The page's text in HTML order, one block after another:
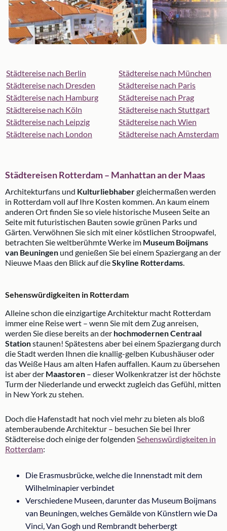
Städtereise nach Berlin
Städtereise nach Dresden
Städtereise nach Hamburg
Städtereise nach Köln
Städtereise nach Leipzig
Städtereise nach London
Städtereise nach München
Städtereise nach Paris
Städtereise nach Prag
Städtereise nach Stuttgart
Städtereise nach Wien
Städtereise nach Amsterdam
Städtereisen Rotterdam – Manhattan an der Maas
Architekturfans und Kulturliebhabergleichermaßen werden
in Rotterdam voll auf Ihre Kosten kommen. An kaum einem
anderen Ort finden Sie so viele historische Museen Seite an
Seite mit futuristischen Bauten sowie grünen Parks und
Gärten. Verwöhnen Sie sich mit einer köstlichen Stroopwafel,
betrachten Sie weltberühmte Werke im Museum Boijmans
van Beuningen und genießen Sie bei einem Spaziergang an der
Nieuwe Maas den Blick auf dieSkyline Rotterdams.
Sehenswürdigkeiten in Rotterdam
Alleine schon die einzigartige Architektur macht Rotterdam
immer eine Reise wert – wenn Sie mit dem Zug anreisen,
werden Sie diese bereits an der hochmodernen Centraal
Stationstaunen! Spätestens aber bei einem Spaziergang durch
die Stadt werden Ihnen die knallig-gelben Kubushäuser oder
das Weiße Haus am alten Hafen auffallen. Kaum zu übersehen
ist aber der Maastoren – dieser Wolkenkratzer ist der höchste
Turm der Niederlande und erweckt zugleich das Gefühl, mitten
in New York zu stehen.
Doch die Hafenstadt hat noch viel mehr zu bieten als bloß
atemberaubende Architektur – besuchen Sie bei Ihrer
Städtereise doch einige der folgenden Sehenswürdigkeiten in
Rotterdam:
Die Erasmusbrücke, welche die Innenstadt mit dem
Wilhelminapier verbindet
Verschiedene Museen, darunter das Museum Boijmans
van Beuningen, welches Gemälde von Künstlern wie Da
Vinci, Van Gogh und Rembrandt beherbergt